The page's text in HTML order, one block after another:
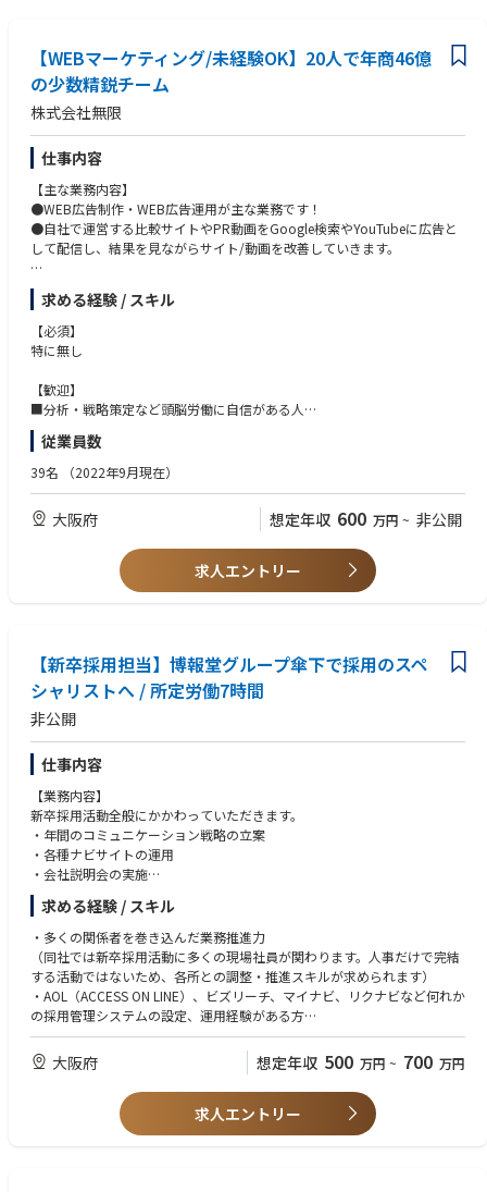
【WEBマーケティング/未経験OK】20人で年商46億
の少数精鋭チーム
株式会社無限
仕事内容
【主な業務内容】
●WEB広告制作・WEB広告運用が主な業務です！
●自社で運営する比較サイトやPR動画をGoogle検索やYouTubeに広告と
して配信し、結果を見ながらサイト/動画を改善していきます。
【入社後について】
●入社後は未経験から一気にプロ級の即戦力WEBマーケターまで引き上げ
る研修を実施！
【1】業界トップクラスの実績と歴史を持つ当社のノウハウを2週間で一気
【2】OJT形式で『広告の企画→制作→運用→結果分析→次の企画』とWE
B広告事業の全工程を自分の手で実践
の手で何周も企画～結果分析を回してノウハウを実践知レベルで完全習
得！
求める経験 / スキル
【必須】
特に無し
【歓迎】
■分析・戦略策定など頭脳労働に自信がある人
■SNSをバズらせたり人の心を動かす事が大好きな人
■成果を上げずにはいられないストイックな人
従業員数
39名 （2022年9月現在）
大阪府 想定年収 600 万円 ~ 非公開
求人エントリー
【新卒採用担当】博報堂グループ傘下で採用のスペ
シャリストへ / 所定労働7時間
非公開
仕事内容
【業務内容】
新卒採用活動全般にかかわっていただきます。
・年間のコミュニケーション戦略の立案
・各種ナビサイトの運用
・会社説明会の実施
・インターンシップの企画、実行
・各採用選考ステップ対応 など
早期化・多様化している新卒採用において、
世の中の潮流をしっかり捉えることと同時に自社の独自性を発信していく
ことが求められています。
今まで当たり前となっていた学生との上下の関係を見直し、
を設定。
学生を「採る」から「向き合う」場つまり、「学生と企業のマッチングの
場」であるとし学生と対話しています。
新卒採用サイト：https://www.daiko.co.jp/ja/recruit/freshers/
求める経験 / スキル
・多くの関係者を巻き込んだ業務推進力
（同社では新卒採用活動に多くの現場社員が関わります。人事だけで完結
する活動ではないため、各所との調整・推進スキルが求められます）
・AOL（ACCESS ON LINE）、ビズリーチ、マイナビ、リクナビなど何れか
の採用管理システムの設定、運用経験がある方
・マルチタスクスキル
大阪府 想定年収 500 万円 ~ 700 万円
求人エントリー